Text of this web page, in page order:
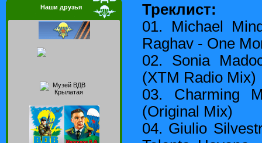
Наши друзья
Треклист:
01. Michael
Raghav - One
02. Sonia
(XTM Radio Mix)
03. Charming
(Original Mix)
04. Giulio